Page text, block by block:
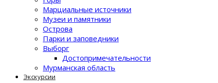
Марциальные источники
Музеи и памятники
Острова
Парки и заповедники
Выборг
Достопримечательности
Мурманская область
Экскурсии